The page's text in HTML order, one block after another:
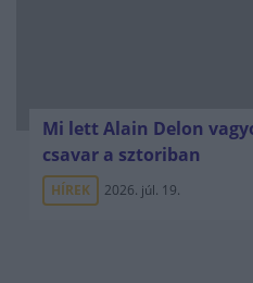
Mi lett Alain Delon
csavar a sztoriban
HÍREK 2026. júl. 19.